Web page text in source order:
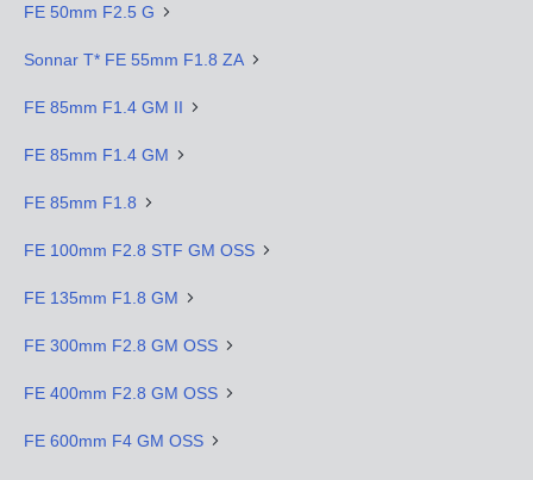
FE 50mm F2.5 G
Sonnar T* FE 55mm F1.8 ZA
FE 85mm F1.4 GM II
FE 85mm F1.4 GM
FE 85mm F1.8
FE 100mm F2.8 STF GM OSS
FE 135mm F1.8 GM
FE 300mm F2.8 GM OSS
FE 400mm F2.8 GM OSS
FE 600mm F4 GM OSS